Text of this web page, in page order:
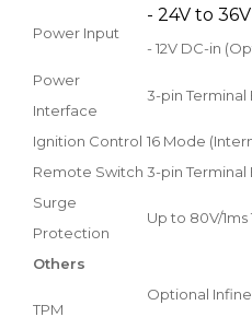
Power Input
- 24V to
- 12V DC-in
Power
Interface
3-pin Terminal
Ignition Control 16 Mode
Remote Switch 3-pin Terminal
Surge
Protection
Up to 80V/
Others
TPM
Optional